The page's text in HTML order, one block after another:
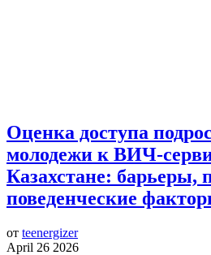
Оценка доступа
молодежи к ВИЧ-
Казахстане: барьеры,
поведенческие
от teenergizer
April 26 2026